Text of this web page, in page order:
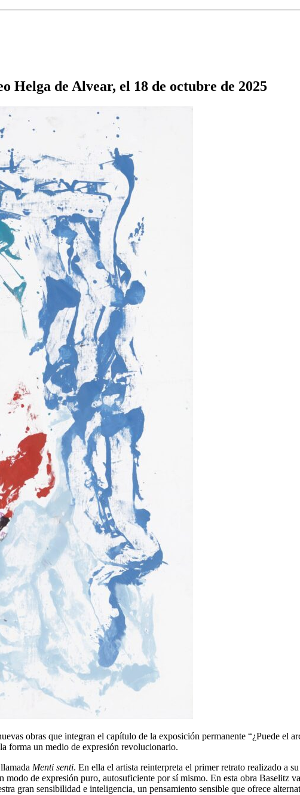
Helga de Alvear, el 18 de octubre de 2025
obras que integran el capítulo de la exposición permanente “¿Puede el
forma un medio de expresión revolucionario.
Menti senti. En ella el artista reinterpreta el primer retrato realizado a
de expresión puro, autosuficiente por sí mismo. En esta obra Baselitz
gran sensibilidad e inteligencia, un pensamiento sensible que ofrece